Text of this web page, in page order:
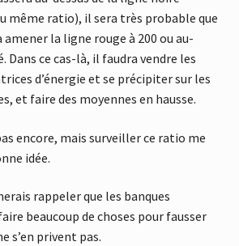
même ratio), il sera très probable que
la ligne rouge à 200 ou au-
Dans ce cas-là, il faudra vendre les
d’énergie et se précipiter sur les
et faire des moyennes en hausse.
encore, mais surveiller ce ratio me
idée.
rappeler que les banques
beaucoup de choses pour fausser
s’en privent pas.